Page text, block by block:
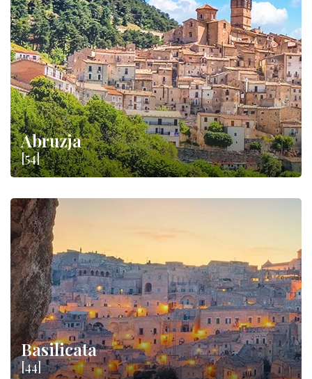
kraju. Prawdziwa podróż smaków: wybierz swoje miejsce
docelowe i typowości, które chcesz skosztować!
Abruzja
[54]
Basilicata
[44]